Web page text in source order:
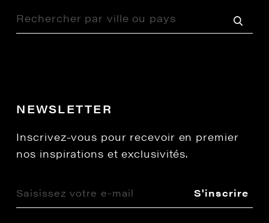
NEWSLETTER
Inscrivez-vous pour recevoir en premier
nos inspirations et exclusivités.
S'inscrire